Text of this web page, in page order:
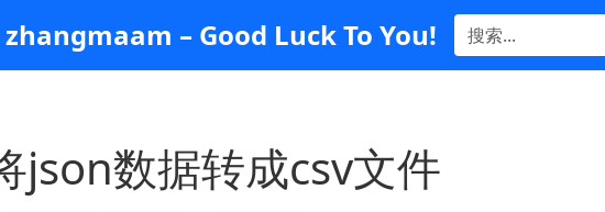
– Good Luck To You!
json数据转成csv文件